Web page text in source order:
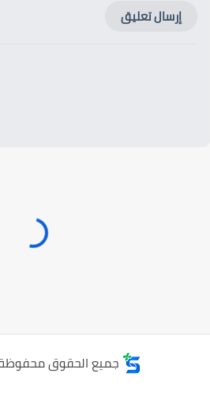
إرسال تعليق
جميع الحقوق محفوظة ©